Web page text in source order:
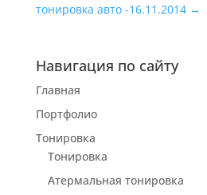
тонировка авто -16.11.2014 →
Навигация по сайту
Главная
Портфолио
Тонировка
Тонировка
Атермальная тонировка